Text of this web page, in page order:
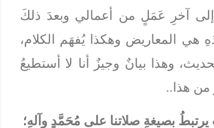
آخرِ عَمَلٍ من أعمالي وبعدَ ذلكَ
هي المعاريض وهكذا يُفهَم الكلام،
وهذا بيانٌ وجيزٌ أنا لا أستطيعُ
هذا..
يرتبطُ بصيغةِ صلاتنا على مُحَمَّدٍ وآلهِ؛